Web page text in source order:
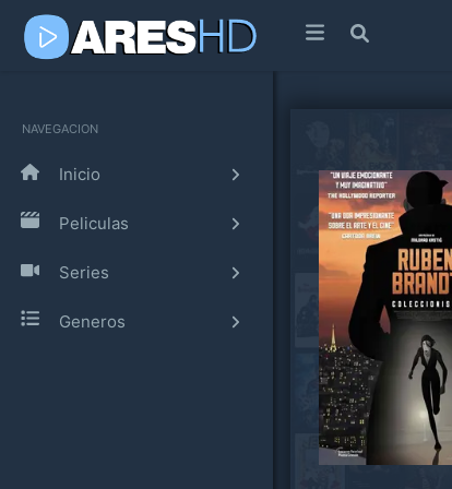
NAVEGACION
Inicio
Peliculas
Series
Generos